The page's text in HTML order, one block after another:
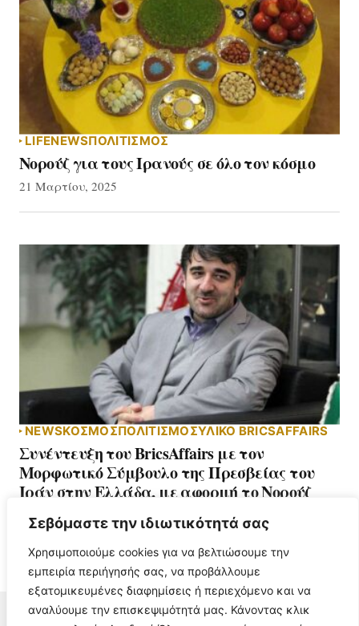
Σεβόμαστε την ιδιωτικότητά σας
Χρησιμοποιούμε cookies για να βελτιώσουμε την
εμπειρία περιήγησής σας, να προβάλλουμε
εξατομικευμένες διαφημίσεις ή περιεχόμενο και να
αναλύουμε την επισκεψιμότητά μας. Κάνοντας κλικ
LIFENEWSΠΟΛΙΤΙΣΜΟΣ
Νορούζ για τους Ιρανούς σε όλο τον κόσμο
21 Μαρτίου, 2025
NEWSΚΟΣΜΟΣΠΟΛΙΤΙΣΜΟΣΥΛΙΚΌ BRICSAFFAIRS
Συνέντευξη του BricsAffairs με τον
Μορφωτικό Σύμβουλο της Πρεσβείας του
Ιράν στην Ελλάδα, με αφορμή το Νορούζ
24 Μαρτίου, 2025